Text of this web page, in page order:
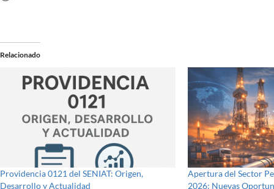
Relacionado
Providencia 0121 del SENIAT: Origen,
Desarrollo y Actualidad
Apertura del Sector
2026: Nuevas